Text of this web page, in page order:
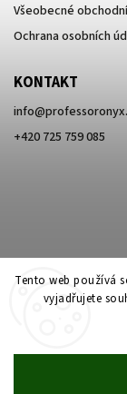
Tento web používá
vyjadřujete
Všeobecné
Ochrana osobních
KONTAKT
info@
+420 725 759 085